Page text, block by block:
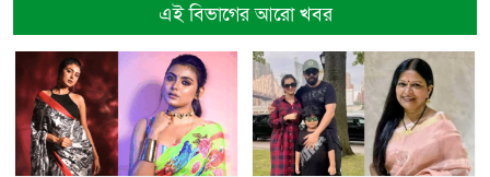
এই বিভাগের আরো খবর